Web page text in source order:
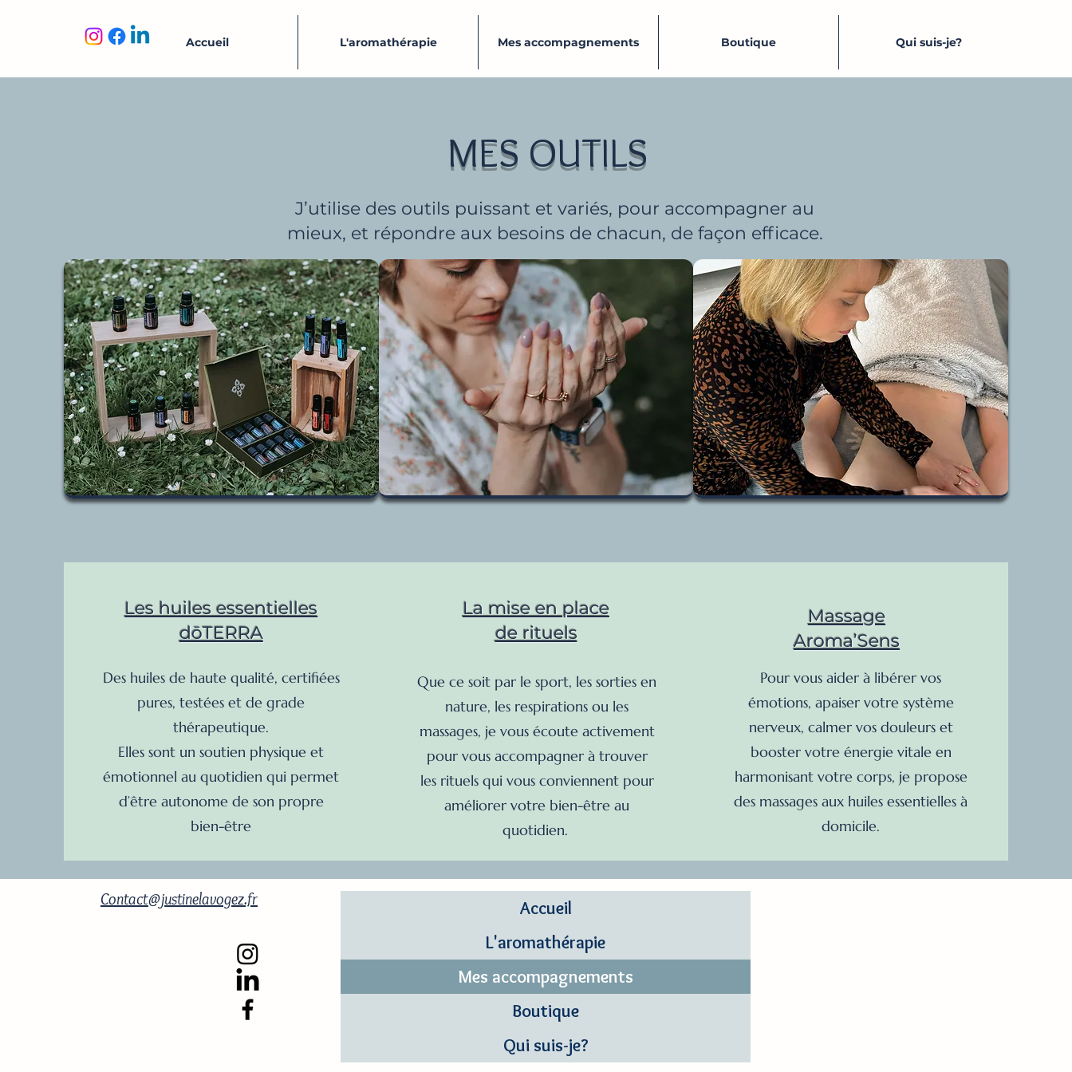
Accueil L'aromathérapie Mes accompagnements Boutique Qui suis-je?
MES OUTILS
J’utilise des outils puissant et variés, pour accompagner au
mieux, et répondre aux besoins de chacun, de façon efficace.
Les huiles essentielles
dōTERRA
Des huiles de haute qualité, certifiées
pures, testées et de grade
thérapeutique.
Elles sont un soutien physique et
émotionnel au quotidien qui permet
d’être autonome de son propre
bien-être
La mise en place
de rituels
Que ce soit par le sport, les sorties en
nature, les respirations ou les
massages, je vous écoute activement
pour vous accompagner à trouver
les rituels qui vous conviennent pour
améliorer votre bien-être au
quotidien.
Massage
Aroma’Sens
Pour vous aider à libérer vos
émotions, apaiser votre système
nerveux, calmer vos douleurs et
booster votre énergie vitale en
harmonisant votre corps, je propose
des massages aux huiles essentielles à
domicile.
Contact@justinelavogez.fr
Accueil
L'aromathérapie
Mes accompagnements
Boutique
Qui suis-je?